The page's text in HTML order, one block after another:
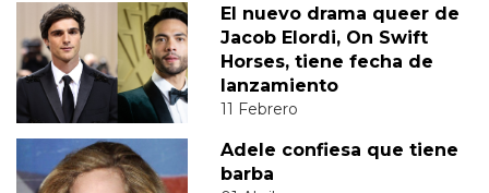
El nuevo drama queer de
Jacob Elordi, On Swift
Horses, tiene fecha de
lanzamiento
11 Febrero
Adele confiesa que tiene
barba